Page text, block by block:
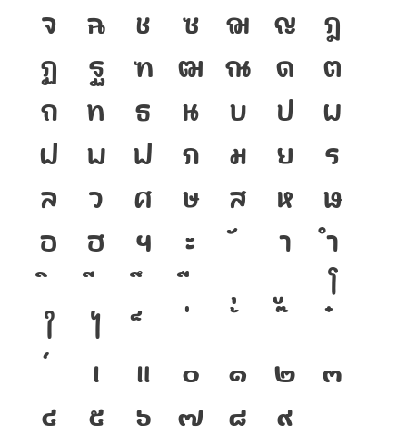
จ
ฉ ช ซ ฌ ญ
ฎ
ฏ
ฐ ฑ ฒ ณ ด
ต
ถ
ท ธ น บ ป
ผ
ฝ
พ ฟ ภ ม ย
ร
ล
ว ศ ษ ส ห
ฬ
อ
ฮ ฯ ะ า
ำ
โ
ใ
ไ
เ
แ ๐ ๑ ๒
๓
๔
๕ ๖ ๗ ๘ ๙